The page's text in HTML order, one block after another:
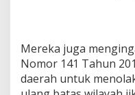
Mereka juga
Nomor 141 Tahun
daerah untuk